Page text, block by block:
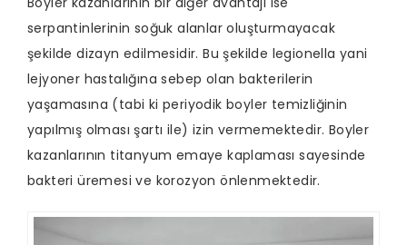
serpantinlerinin soğuk alanlar oluşturmayacak
şekilde dizayn edilmesidir. Bu şekilde legionella yani
lejyoner hastalığına sebep olan bakterilerin
yaşamasına (tabi ki periyodik boyler temizliğinin
yapılmış olması şartı ile) izin vermemektedir. Boyler
kazanlarının titanyum emaye kaplaması sayesinde
bakteri üremesi ve korozyon önlenmektedir.